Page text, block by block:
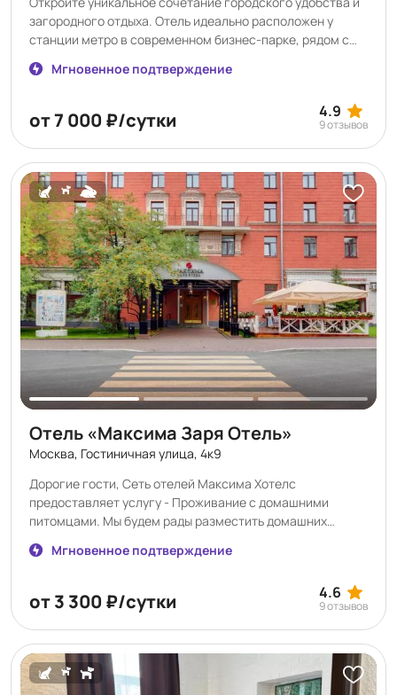
загородного отдыха. Отель идеально расположен у
станции метро в современном бизнес-парке, рядом с
одновременно легкий доступ к деловому центру и
ждет ландшафтный сад с прудом и фонтанами – зона
отдыха от городской суеты. Предлагаем стильные
номера, включая оборудованные для людей с
ограниченными возможностями. В круглосуточном
ресторане – разнообразное меню русской и
европейской кухни. Летом открывается терраса с видом
на фонтан. Доступен тренажерный зал, конференц-зона
и бесплатная парковка. Удобство дополняет торговая
галерея в здании: салоны красоты, аптека, почта,
ателье. Все необходимое – рядом. Выбирая нас, вы
получаете редкое сочетание: отличную транспортную
доступность, инфраструктуру бизнес-парка, близость к
лесу и расслабляющую атмосферу.
Мгновенное подтверждение
от 7 000 ₽/сутки 4.9
9 отзывов
Отель «Максима Заря Отель»
Москва, Гостиничная улица, 4к9
Дорогие гости, Сеть отелей Максима Хотелс
предоставляет услугу - Проживание с домашними
питомцами. Мы будем рады разместить домашних
забудьте взять с собой ветеринарный паспорт со
которого актуален на момент окончания вашего
пребывания в наших отелях. Стоимость проживания
домашнего животного составляет 1500 рублей.
Бронирование услуги проживание с животными
возможно только по телефону: +7(495) 788-72-72 через
Службу приема и размещения или через Отдел
Мгновенное подтверждение
от 3 300 ₽/сутки 4.6
9 отзывов